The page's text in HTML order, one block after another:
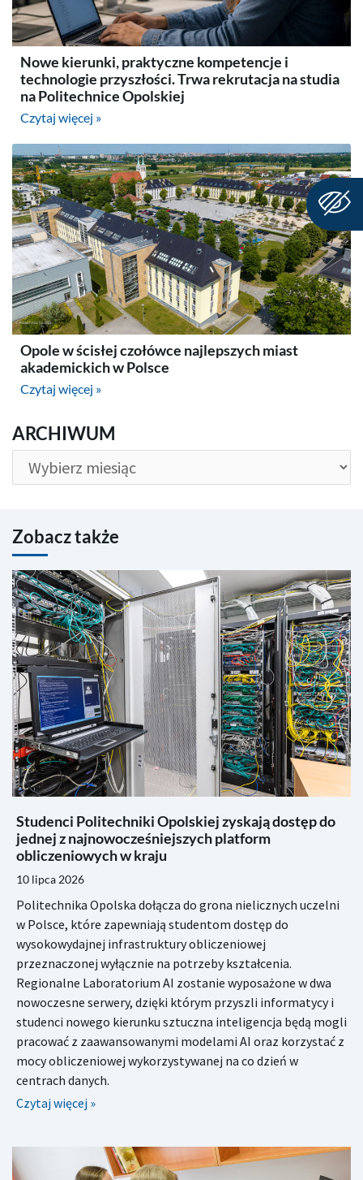
Nowe kierunki, praktyczne kompetencje i
technologie przyszłości. Trwa rekrutacja na studia
na Politechnice Opolskiej
Czytaj więcej »
Opole w ścisłej czołówce najlepszych miast
akademickich w Polsce
Czytaj więcej »
ARCHIWUM
ARCHIWUM
Zobacz także
Studenci Politechniki Opolskiej zyskają dostęp do
jednej z najnowocześniejszych platform
obliczeniowych w kraju
10 lipca 2026
Politechnika Opolska dołącza do grona nielicznych uczelni
w Polsce, które zapewniają studentom dostęp do
wysokowydajnej infrastruktury obliczeniowej
przeznaczonej wyłącznie na potrzeby kształcenia.
Regionalne Laboratorium AI zostanie wyposażone w dwa
nowoczesne serwery, dzięki którym przyszli informatycy i
studenci nowego kierunku sztuczna inteligencja będą mogli
pracować z zaawansowanymi modelami AI oraz korzystać z
mocy obliczeniowej wykorzystywanej na co dzień w
centrach danych.
Czytaj więcej »